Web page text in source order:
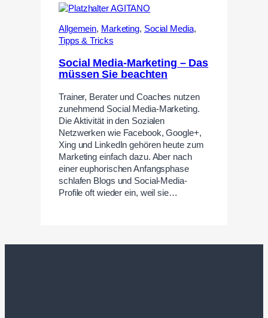
Allgemein, Marketing, Social Media,
Tipps & Tricks
Social Media-Marketing – Das
müssen Sie beachten
Trainer, Berater und Coaches nutzen
zunehmend Social Media-Marketing.
Die Aktivität in den Sozialen
Netzwerken wie Facebook, Google+,
Xing und LinkedIn gehören heute zum
Marketing einfach dazu. Aber nach
einer euphorischen Anfangsphase
schlafen Blogs und Social-Media-
Profile oft wieder ein, weil sie…